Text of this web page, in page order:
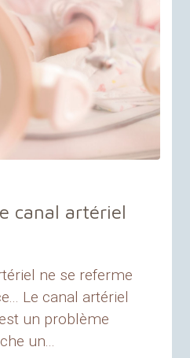
canal artériel
ne se referme
Le canal artériel
un problème
un...